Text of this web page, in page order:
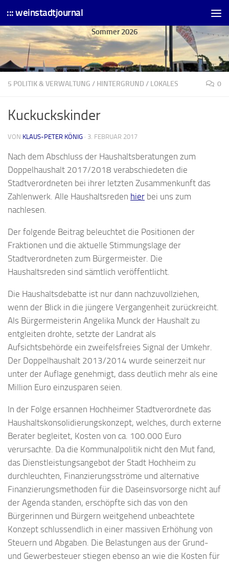
Skip to content
::: weinstadtjournal
Sommer 2026
5 POLITIK & VERWALTUNG / HINTERGRUND / LOKALES 0
Kuckuckskinder
VON KLAUS-PETER KÖNIG · 3. FEBRUAR 2017
Nach dem Abschluss der Haushaltsberatungen zum
Doppelhaushalt 2017/2018 verabschiedeten die
Stadtverordneten bei ihrer letzten Zusammenkunft das
Zahlenwerk. Alle Haushaltsreden hier bei uns zum
nachlesen.
Der folgende Beitrag beleuchtet die Positionen der
Fraktionen und die aktuelle Stimmungslage der
Stadtverordneten zum Bürgermeister. Die
Haushaltsreden sind sämtlich veröffentlicht.
Die Haushaltsdebatte ist nur dann nachzuvollziehen,
wenn der Blick in die jüngere Vergangenheit zurückreicht.
Als Bürgermeisterin Angelika Munck der Haushalt zu
entgleiten drohte, setzte der Landrat als
Aufsichtsbehörde ein zweifelsfreies Signal der Umkehr.
Der Doppelhaushalt 2013/2014 wurde seinerzeit nur
unter der Auflage genehmigt, dass deutlich mehr als eine
Million Euro einzusparen seien.
In der Folge ersannen Hochheimer Stadtverordnete das
Haushaltskonsolidierungskonzept, welches, durch externe
Berater begleitet, Kosten von ca. 100.000 Euro
verursachte. Da die Kommunalpolitik nicht den Mut fand,
das Dienstleistungsangebot der Stadt Hochheim zu
durchleuchten, Finanzierungsströme und alternative
Finanzierungsmethoden für die Daseinsvorsorge nicht auf
der Agenda standen, erschöpfte sich das von den
Bürgerinnen und Bürgern weitgehend unbeachtete
Konzept schlussendlich in einer massiven Erhöhung von
Steuern und Abgaben. Die Belastungen aus der Grund-
und Gewerbesteuer stiegen ebenso an wie die Kosten für